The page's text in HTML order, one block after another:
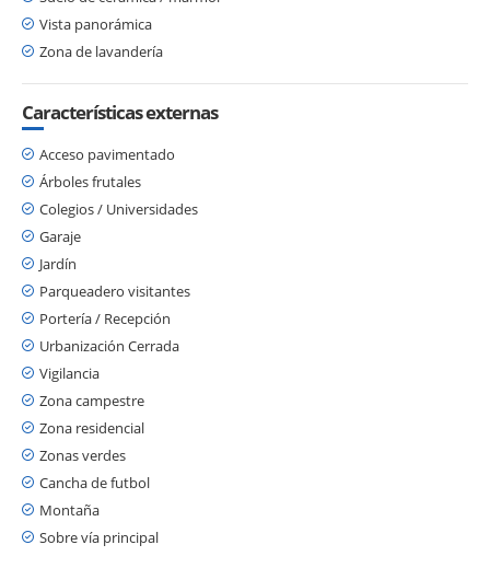
Vista panorámica
Zona de lavandería
Características externas
Acceso pavimentado
Árboles frutales
Colegios / Universidades
Garaje
Jardín
Parqueadero visitantes
Portería / Recepción
Urbanización Cerrada
Vigilancia
Zona campestre
Zona residencial
Zonas verdes
Cancha de futbol
Montaña
Sobre vía principal